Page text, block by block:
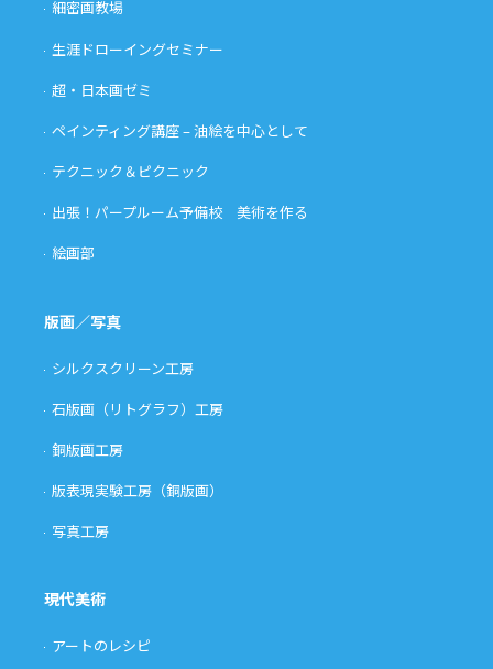
細密画教場
生涯ドローイングセミナー
超・日本画ゼミ
ペインティング講座 – 油絵を中心として
テクニック＆ピクニック
出張！パープルーム予備校 美術を作る
絵画部
版画／写真
シルクスクリーン工房
石版画（リトグラフ）工房
銅版画工房
版表現実験工房（銅版画）
写真工房
現代美術
アートのレシピ